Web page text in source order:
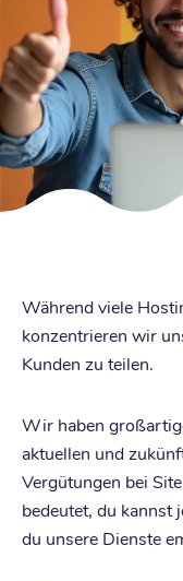
Während viele
konzentrieren wir
Kunden zu teilen.
Wir haben
aktuellen und
Vergütungen bei
bedeutet, du kannst
du unsere Dienste